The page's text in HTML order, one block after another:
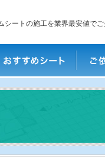
シートの施工を業界最安値で
すめシート
ご依頼